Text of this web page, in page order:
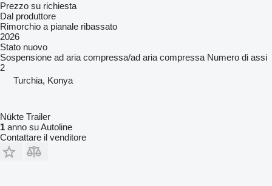
Prezzo su richiesta
Dal produttore
Rimorchio a pianale ribassato
2026
Stato nuovo
Sospensione ad aria compressa/ad aria compressa Numero di assi
2
Turchia, Konya
Nükte Trailer
1 anno su Autoline
Contattare il venditore